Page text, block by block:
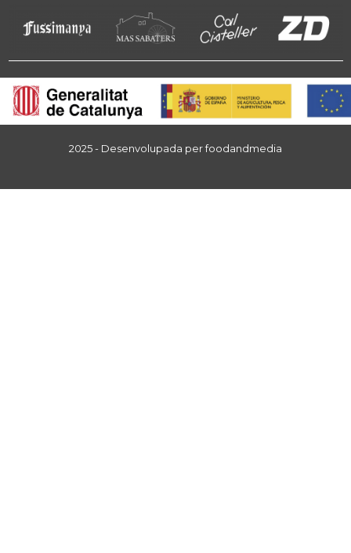
2025 - Desenvolupada perfoodandmedia